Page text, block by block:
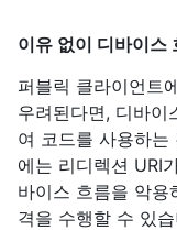
이유 없이 디바이스
퍼블릭 클라이언트
우려된다면, 디바이
여 코드를 사용하는
에는 리디렉션 URI
바이스 흐름을 악용
격을 수행할 수 있